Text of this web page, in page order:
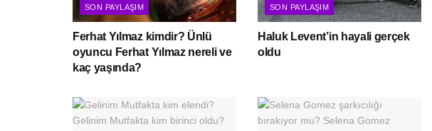
SON PAYLAŞIM
Ferhat Yılmaz kimdir? Ünlü
oyuncu Ferhat Yılmaz nereli ve
kaç yaşında?
SON PAYLAŞIM
Haluk Levent’in hayali gerçek
oldu